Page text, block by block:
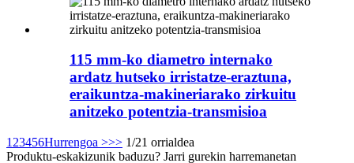
115 mm-ko diametro internako
ardatz hutseko irristatze-eraztuna,
eraikuntza-makineriarako zirkuitu
anitzeko potentzia-transmisioa
1 23456Hurrengoa >>> 1/21 orrialdea
Produktu-eskakizunik baduzu? Jarri gurekin harremanetan